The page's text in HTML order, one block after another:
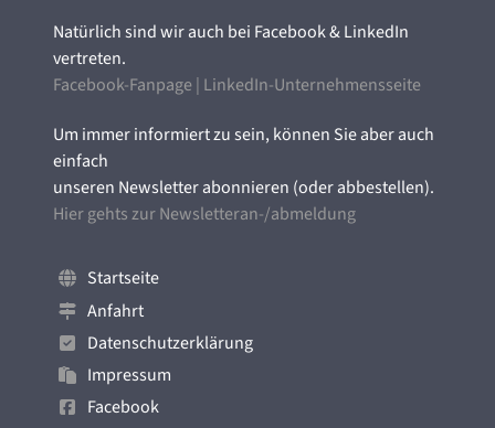
Natürlich sind wir auch bei Facebook & LinkedIn
vertreten.
Facebook-Fanpage| LinkedIn-Unternehmensseite
Um immer informiert zu sein, können Sie aber auch
einfach
unseren Newsletter abonnieren (oder abbestellen).
Hier gehts zur Newsletteran-/abmeldung
Startseite
Anfahrt
Datenschutzerklärung
Impressum
Facebook